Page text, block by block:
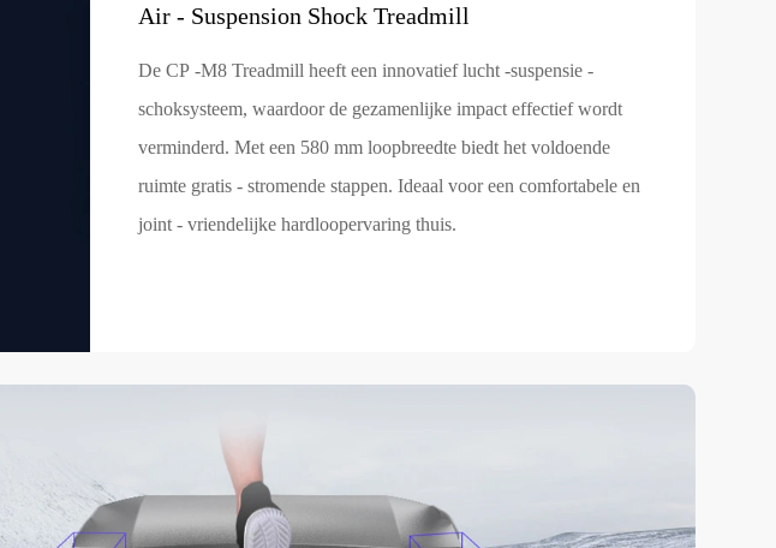
Air - Suspension Shock Treadmill
De CP -M8 Treadmill heeft een innovatief lucht -suspensie -
schoksysteem, waardoor de gezamenlijke impact effectief wordt
verminderd. Met een 580 mm loopbreedte biedt het voldoende
ruimte gratis - stromende stappen. Ideaal voor een comfortabele en
joint - vriendelijke hardloopervaring thuis.